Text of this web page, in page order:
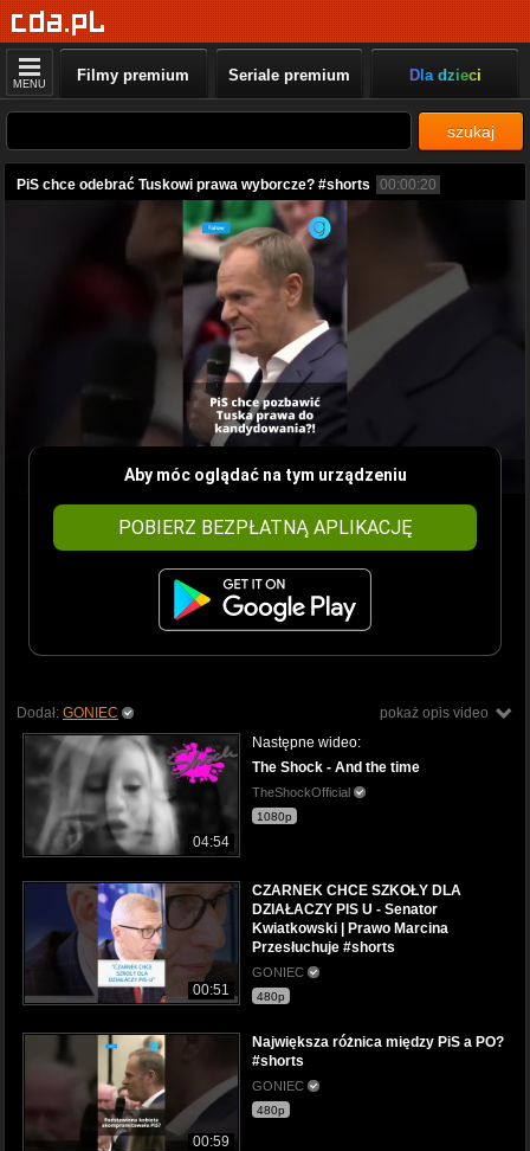
MENU Filmy premium Seriale premium Dla dzieci
szukaj
PiS chce odebrać Tuskowi prawa wyborcze? #shorts 00:00:20
Aby móc oglądać na tym urządzeniu
POBIERZ BEZPŁATNĄ APLIKACJĘ
pokaż opis video
Dodał: GONIEC
04:54
Następne wideo:
The Shock - And the time
TheShockOfficial
1080p
00:51
CZARNEK CHCE SZKOŁY DLA
DZIAŁACZY PIS U - Senator
Kwiatkowski | Prawo Marcina
Przesłuchuje #shorts
GONIEC
480p
00:59
Największa różnica między PiS a PO?
#shorts
GONIEC
480p